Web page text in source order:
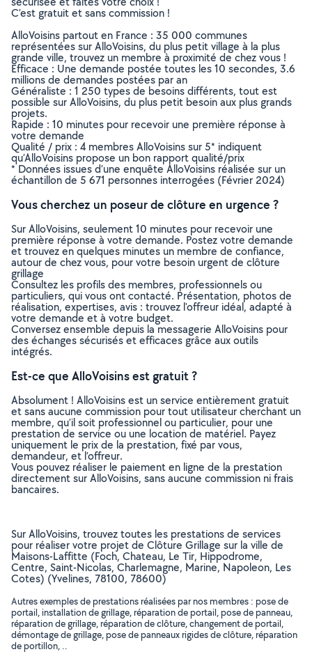
C’est gratuit et sans commission !
AlloVoisins partout en France : 35 000 communes
représentées sur AlloVoisins, du plus petit village à la plus
grande ville, trouvez un membre à proximité de chez vous !
Efficace : Une demande postée toutes les 10 secondes, 3.6
millions de demandes postées par an
Généraliste : 1 250 types de besoins différents, tout est
possible sur AlloVoisins, du plus petit besoin aux plus grands
projets.
Rapide : 10 minutes pour recevoir une première réponse à
votre demande
Qualité / prix : 4 membres AlloVoisins sur 5* indiquent
qu’AlloVoisins propose un bon rapport qualité/prix
* Données issues d’une enquête AlloVoisins réalisée sur un
échantillon de 5 671 personnes interrogées (Février 2024)
Vous cherchez un poseur de clôture en urgence ?
Sur AlloVoisins, seulement 10 minutes pour recevoir une
première réponse à votre demande. Postez votre demande
et trouvez en quelques minutes un membre de confiance,
autour de chez vous, pour votre besoin urgent de clôture
grillage
Consultez les profils des membres, professionnels ou
particuliers, qui vous ont contacté. Présentation, photos de
réalisation, expertises, avis : trouvez l'offreur idéal, adapté à
votre demande et à votre budget.
Conversez ensemble depuis la messagerie AlloVoisins pour
des échanges sécurisés et efficaces grâce aux outils
intégrés.
Est-ce que AlloVoisins est gratuit ?
Absolument ! AlloVoisins est un service entièrement gratuit
et sans aucune commission pour tout utilisateur cherchant un
membre, qu’il soit professionnel ou particulier, pour une
prestation de service ou une location de matériel. Payez
uniquement le prix de la prestation, fixé par vous,
demandeur, et l’offreur.
Vous pouvez réaliser le paiement en ligne de la prestation
directement sur AlloVoisins, sans aucune commission ni frais
bancaires.
Sur AlloVoisins, trouvez toutes les prestations de services
pour réaliser votre projet de Clôture Grillage sur la ville de
Maisons-Laffitte (Foch, Chateau, Le Tir, Hippodrome,
Centre, Saint-Nicolas, Charlemagne, Marine, Napoleon, Les
Cotes) (Yvelines, 78100, 78600)
Autres exemples de prestations réalisées par nos membres : pose de
portail, installation de grillage, réparation de portail, pose de panneau,
réparation de grillage, réparation de clôture, changement de portail,
démontage de grillage, pose de panneaux rigides de clôture, réparation
de portillon, ..